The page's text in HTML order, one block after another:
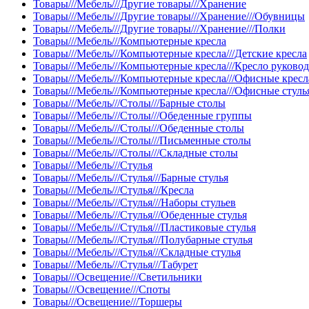
Товары///Мебель///Другие товары///Хранение
Товары///Мебель///Другие товары///Хранение///Обувницы
Товары///Мебель///Другие товары///Хранение///Полки
Товары///Мебель///Компьютерные кресла
Товары///Мебель///Компьютерные кресла///Детские кресла
Товары///Мебель///Компьютерные кресла///Кресло
Товары///Мебель///Компьютерные кресла///Офисные
Товары///Мебель///Компьютерные кресла///Офисные
Товары///Мебель///Столы///Барные столы
Товары///Мебель///Столы///Обеденные группы
Товары///Мебель///Столы///Обеденные столы
Товары///Мебель///Столы///Письменные столы
Товары///Мебель///Столы///Складные столы
Товары///Мебель///Стулья
Товары///Мебель///Стулья///Барные стулья
Товары///Мебель///Стулья///Кресла
Товары///Мебель///Стулья///Наборы стульев
Товары///Мебель///Стулья///Обеденные стулья
Товары///Мебель///Стулья///Пластиковые стулья
Товары///Мебель///Стулья///Полубарные стулья
Товары///Мебель///Стулья///Складные стулья
Товары///Мебель///Стулья///Табурет
Товары///Освещение///Светильники
Товары///Освещение///Споты
Товары///Освещение///Торшеры